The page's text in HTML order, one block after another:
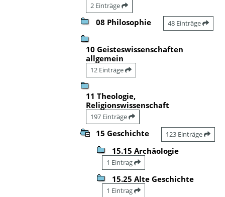
2 Einträge
08 Philosophie 48 Einträge
10 Geisteswissenschaften
allgemein
12 Einträge
11 Theologie,
Religionswissenschaft
197 Einträge
15 Geschichte 123 Einträge
15.15 Archäologie
1 Eintrag
15.25 Alte Geschichte
1 Eintrag